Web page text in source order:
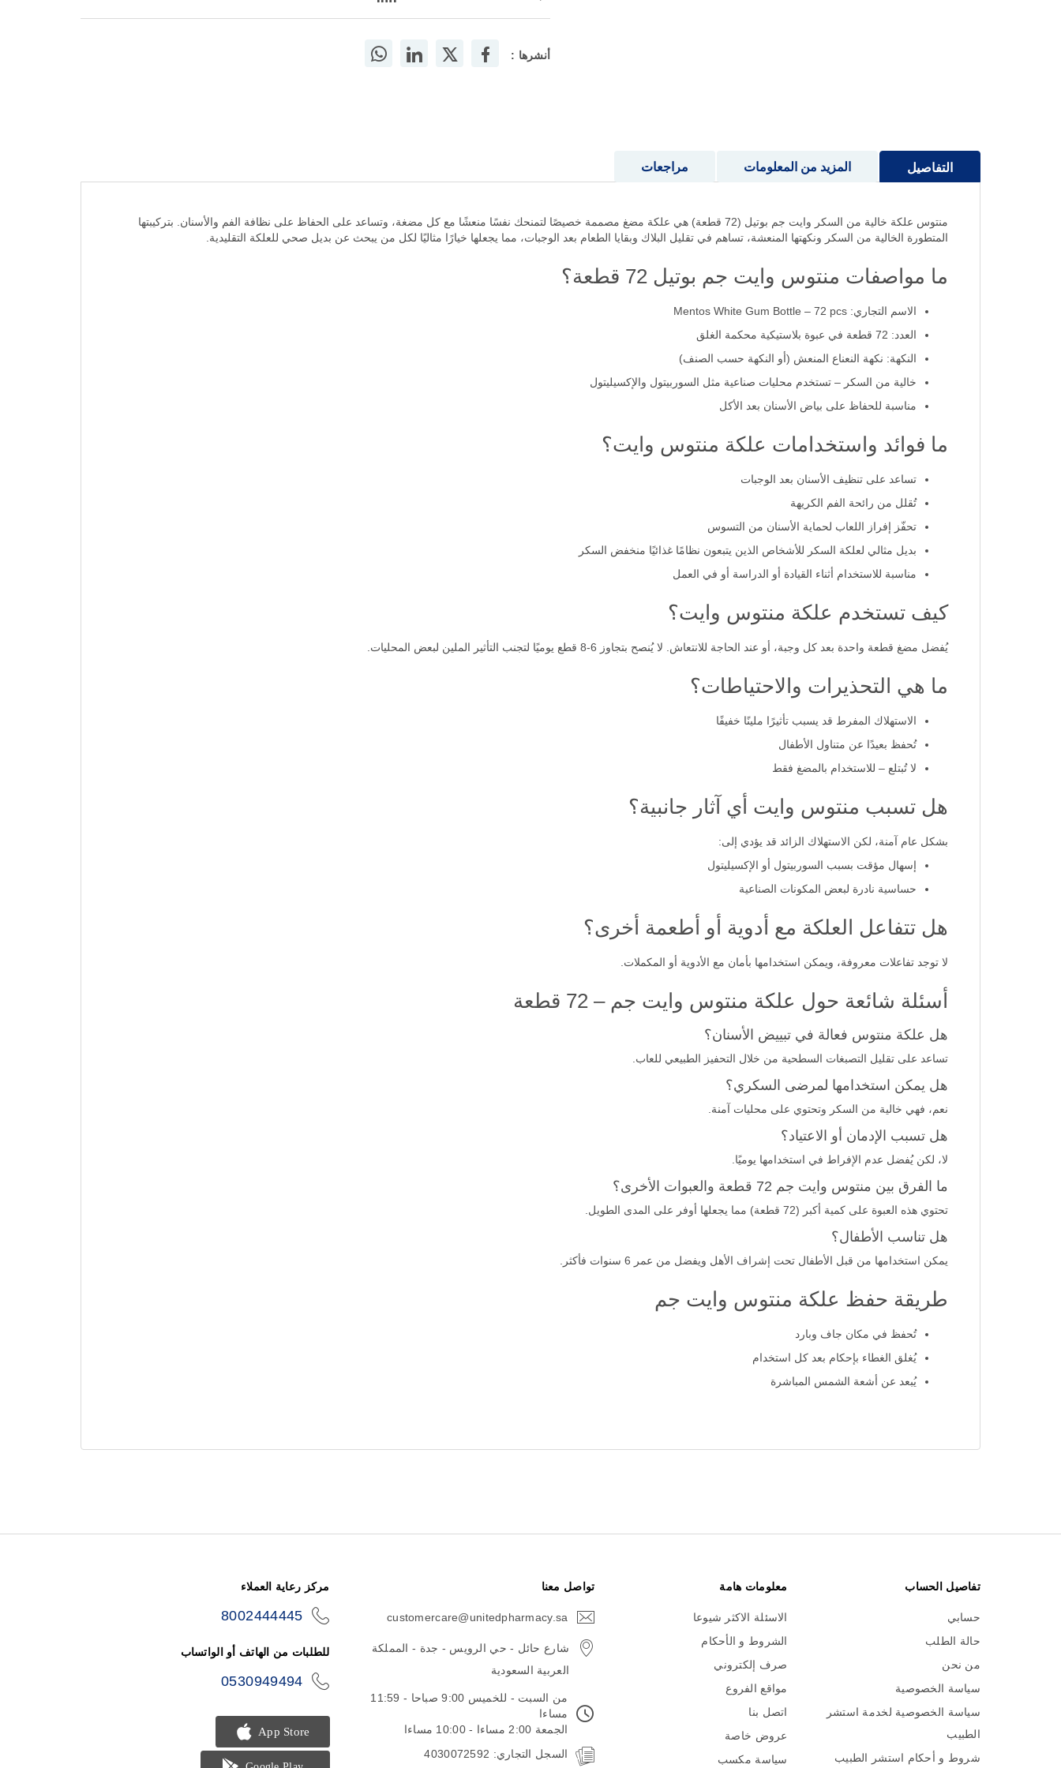
أنشرها :
التفاصيل
منتوس علكة خالية من السكر وايت جم بوتيل (72 قطعة) هي علكة مضغ مصممة خصيصًا لتمنحك نفسًا منعشًا مع كل مضغة، وتساعد على الحفاظ على نظافة الفم والأسنان. بتركيبتها
المتطورة الخالية من السكر ونكهتها المنعشة، تساهم في تقليل البلاك وبقايا الطعام بعد الوجبات، مما يجعلها خيارًا مثاليًا لكل من يبحث عن بديل صحي للعلكة التقليدية.
ما مواصفات منتوس وايت جم بوتيل 72 قطعة؟
الاسم التجاري: Mentos White Gum Bottle – 72 pcs
العدد: 72 قطعة في عبوة بلاستيكية محكمة الغلق
النكهة: نكهة النعناع المنعش (أو النكهة حسب الصنف)
خالية من السكر – تستخدم محليات صناعية مثل السوربيتول والإكسيليتول
مناسبة للحفاظ على بياض الأسنان بعد الأكل
ما فوائد واستخدامات علكة منتوس وايت؟
تساعد على تنظيف الأسنان بعد الوجبات
تُقلل من رائحة الفم الكريهة
تحفّز إفراز اللعاب لحماية الأسنان من التسوس
بديل مثالي لعلكة السكر للأشخاص الذين يتبعون نظامًا غذائيًا منخفض السكر
مناسبة للاستخدام أثناء القيادة أو الدراسة أو في العمل
كيف تستخدم علكة منتوس وايت؟
يُفضل مضغ قطعة واحدة بعد كل وجبة، أو عند الحاجة للانتعاش. لا يُنصح بتجاوز 6-8 قطع يوميًا لتجنب التأثير الملين لبعض المحليات.
ما هي التحذيرات والاحتياطات؟
الاستهلاك المفرط قد يسبب تأثيرًا ملينًا خفيفًا
تُحفظ بعيدًا عن متناول الأطفال
لا تُبتلع – للاستخدام بالمضغ فقط
هل تسبب منتوس وايت أي آثار جانبية؟
بشكل عام آمنة، لكن الاستهلاك الزائد قد يؤدي إلى:
إسهال مؤقت بسبب السوربيتول أو الإكسيليتول
حساسية نادرة لبعض المكونات الصناعية
هل تتفاعل العلكة مع أدوية أو أطعمة أخرى؟
لا توجد تفاعلات معروفة، ويمكن استخدامها بأمان مع الأدوية أو المكملات.
أسئلة شائعة حول علكة منتوس وايت جم – 72 قطعة
هل علكة منتوس فعالة في تبييض الأسنان؟
تساعد على تقليل التصبغات السطحية من خلال التحفيز الطبيعي للعاب.
هل يمكن استخدامها لمرضى السكري؟
نعم، فهي خالية من السكر وتحتوي على محليات آمنة.
هل تسبب الإدمان أو الاعتياد؟
لا، لكن يُفضل عدم الإفراط في استخدامها يوميًا.
ما الفرق بين منتوس وايت جم 72 قطعة والعبوات الأخرى؟
تحتوي هذه العبوة على كمية أكبر (72 قطعة) مما يجعلها أوفر على المدى الطويل.
هل تناسب الأطفال؟
يمكن استخدامها من قبل الأطفال تحت إشراف الأهل ويفضل من عمر 6 سنوات فأكثر.
طريقة حفظ علكة منتوس وايت جم
تُحفظ في مكان جاف وبارد
يُغلق الغطاء بإحكام بعد كل استخدام
يُبعد عن أشعة الشمس المباشرة
المزيد من المعلومات مراجعات
تفاصيل الحساب
حسابي
حالة الطلب
من نحن
سياسة الخصوصية
سياسة الخصوصية لخدمة استشر
الطبيب
شروط و أحكام استشر الطبيب
معلومات هامة
الاسئلة الاكثر شيوعا
الشروط و الأحكام
صرف إلكتروني
مواقع الفروع
اتصل بنا
عروض خاصة
سياسة مكسب
تواصل معنا
customercare@unitedpharmacy.sa
شارع حائل - حي الرويس - جدة - المملكة
العربية السعودية
من السبت - للخميس 9:00 صباحا - 11:59
مساءا
الجمعة 2:00 مساءا - 10:00 مساءا
السجل التجاري: 4030072592
مركز رعاية العملاء
8002444445
للطلبات من الهاتف أو الواتساب
0530949494